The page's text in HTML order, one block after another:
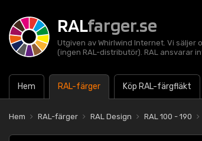
RALfarger.se
Utgiven av Whirlwind Internet. Vi säljer
(ingen RAL-distributör). RAL ansvarar
Hem RAL-färger Köp RAL-färgfläkt
Hem RAL-färger RAL Design RAL 100 - 190